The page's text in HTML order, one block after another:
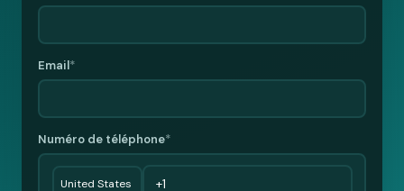
Email*
Numéro de téléphone*